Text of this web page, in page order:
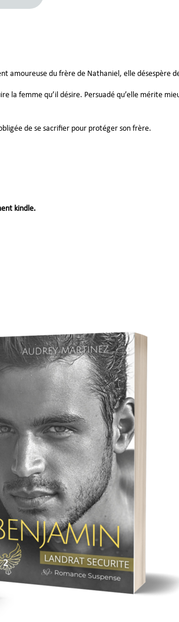
amoureuse du frère de Nathaniel, elle désespère
la femme qu’il désire. Persuadé qu’elle mérite
de se sacrifier pour protéger son frère.
kindle.